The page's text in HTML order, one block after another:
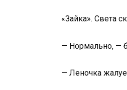
«Зайка». Света
— Нормально, —
— Леночка